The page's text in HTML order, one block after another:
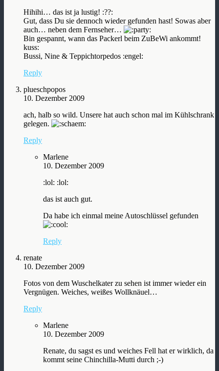
Hihihi… das ist ja lustig! :??:
Gut, dass Du sie dennoch wieder gefunden hast! Sowas aber
auch… neben dem Fernseher…
Bin gespannt, wann das Packerl beim ZuBeWi ankommt!
kuss:
Bussi, Nine & Teppichtorpedos :engel:
Reply
plueschpopos
10. Dezember 2009
ach, halb so wild. Unsere hat auch schon mal im Kühlschrank
gelegen.
Reply
Marlene
10. Dezember 2009
:lol: :lol:
das ist auch gut.
Da habe ich einmal meine Autoschlüssel gefunden
Reply
renate
10. Dezember 2009
Fotos von dem Wuschelkater zu sehen ist immer wieder ein
Vergnügen. Weiches, weißes Wollknäuel…
Reply
Marlene
10. Dezember 2009
Renate, du sagst es und weiches Fell hat er wirklich, da
kommt seine Chinchilla-Mutti durch ;-)